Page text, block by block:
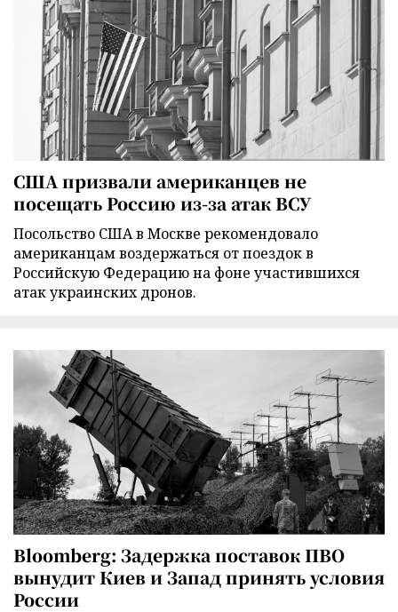
США призвали американцев не
посещать Россию из-за атак ВСУ
Посольство США в Москве рекомендовало
американцам воздержаться от поездок в
Российскую Федерацию на фоне участившихся
атак украинских дронов.
Bloomberg: Задержка поставок ПВО
вынудит Киев и Запад принять условия
России